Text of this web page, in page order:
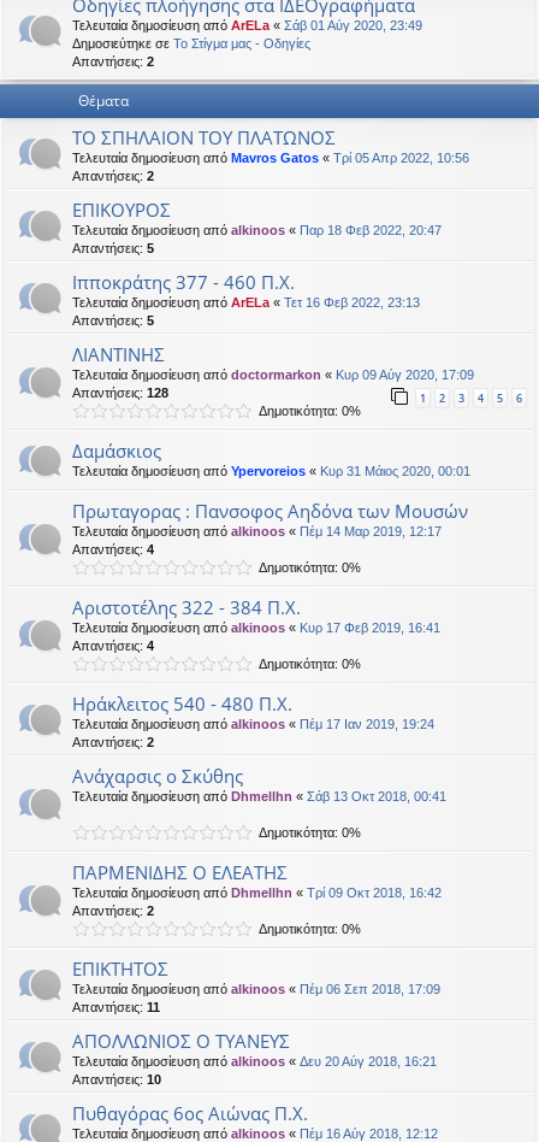
εις
Οδηγίες πλοήγησης στα ΙΔΕΟγραφήματα
Τελευταία δημοσίευση από ArELa « Σάβ 01 Αύγ 2020, 23:49
Δημοσιεύτηκε σε Το Στίγμα μας - Οδηγίες
Απαντήσεις: 2
Θέματα
ΤΟ ΣΠΗΛΑΙΟΝ ΤΟΥ ΠΛΑΤΩΝΟΣ
Τελευταία δημοσίευση από Mavros Gatos « Τρί 05 Απρ 2022, 10:56
Απαντήσεις: 2
ΕΠΙΚΟΥΡΟΣ
Τελευταία δημοσίευση από alkinoos « Παρ 18 Φεβ 2022, 20:47
Απαντήσεις: 5
Ιπποκράτης 377 - 460 Π.Χ.
Τελευταία δημοσίευση από ArELa « Τετ 16 Φεβ 2022, 23:13
Απαντήσεις: 5
ΛΙΑΝΤΙΝΗΣ
Τελευταία δημοσίευση από doctormarkon « Κυρ 09 Αύγ 2020, 17:09
Απαντήσεις: 128 1 2 3 4 5 6
Δημοτικότητα: 0%
Δαμάσκιος
Τελευταία δημοσίευση από Ypervoreios « Κυρ 31 Μάιος 2020, 00:01
Πρωταγορας : Πανσοφος Αηδόνα των Μουσών
Τελευταία δημοσίευση από alkinoos « Πέμ 14 Μαρ 2019, 12:17
Απαντήσεις: 4
Δημοτικότητα: 0%
Αριστοτέλης 322 - 384 Π.Χ.
Τελευταία δημοσίευση από alkinoos « Κυρ 17 Φεβ 2019, 16:41
Απαντήσεις: 4
Δημοτικότητα: 0%
Ηράκλειτος 540 - 480 Π.Χ.
Τελευταία δημοσίευση από alkinoos « Πέμ 17 Ιαν 2019, 19:24
Απαντήσεις: 2
Ανάχαρσις ο Σκύθης
Τελευταία δημοσίευση από Dhmellhn « Σάβ 13 Οκτ 2018, 00:41
Δημοτικότητα: 0%
ΠΑΡΜΕΝΙΔΗΣ Ο ΕΛΕΑΤΗΣ
Τελευταία δημοσίευση από Dhmellhn « Τρί 09 Οκτ 2018, 16:42
Απαντήσεις: 2
Δημοτικότητα: 0%
ΕΠΙΚΤΗΤΟΣ
Τελευταία δημοσίευση από alkinoos « Πέμ 06 Σεπ 2018, 17:09
Απαντήσεις: 11
ΑΠΟΛΛΩΝΙΟΣ Ο ΤΥΑΝΕΥΣ
Τελευταία δημοσίευση από alkinoos « Δευ 20 Αύγ 2018, 16:21
Απαντήσεις: 10
Πυθαγόρας 6ος Αιώνας Π.Χ.
Τελευταία δημοσίευση από alkinoos « Πέμ 16 Αύγ 2018, 12:12